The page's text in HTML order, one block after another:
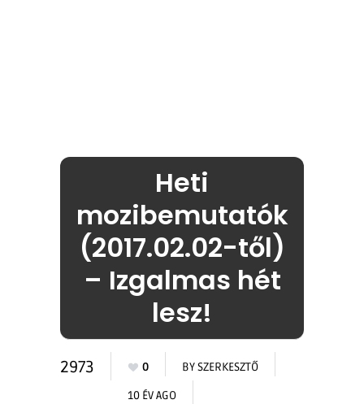
Heti
mozibemutatók
(2017.02.02-től)
– Izgalmas hét
lesz!
2973 0 BYSZERKESZTŐ
10 ÉV AGO